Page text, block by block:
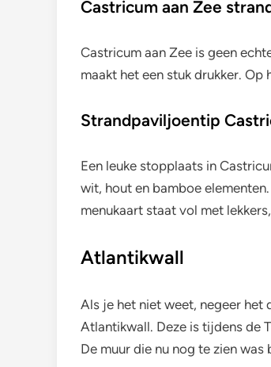
Castricum aan Zee
Castricum aan Zee is geen
maakt het een stuk drukker.
Strandpaviljoentip
Een leuke stopplaats in
wit, hout en bamboe
menukaart staat vol met
Atlantikwall
Als je het niet weet, negeer het
Atlantikwall. Deze is tijdens de
De muur die nu nog te zien